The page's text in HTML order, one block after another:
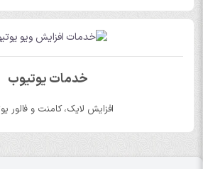
خدمات یوتیوب
افزایش لایک، کامنت و فالور